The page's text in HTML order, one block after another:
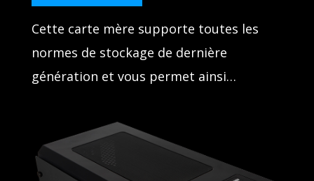
Cette carte mère supporte toutes les
normes de stockage de dernière
génération et vous permet ainsi
rapides. Vos jeux se lancent plus
rapidement et les niveaux se chargent
également plus rapidement pendant la